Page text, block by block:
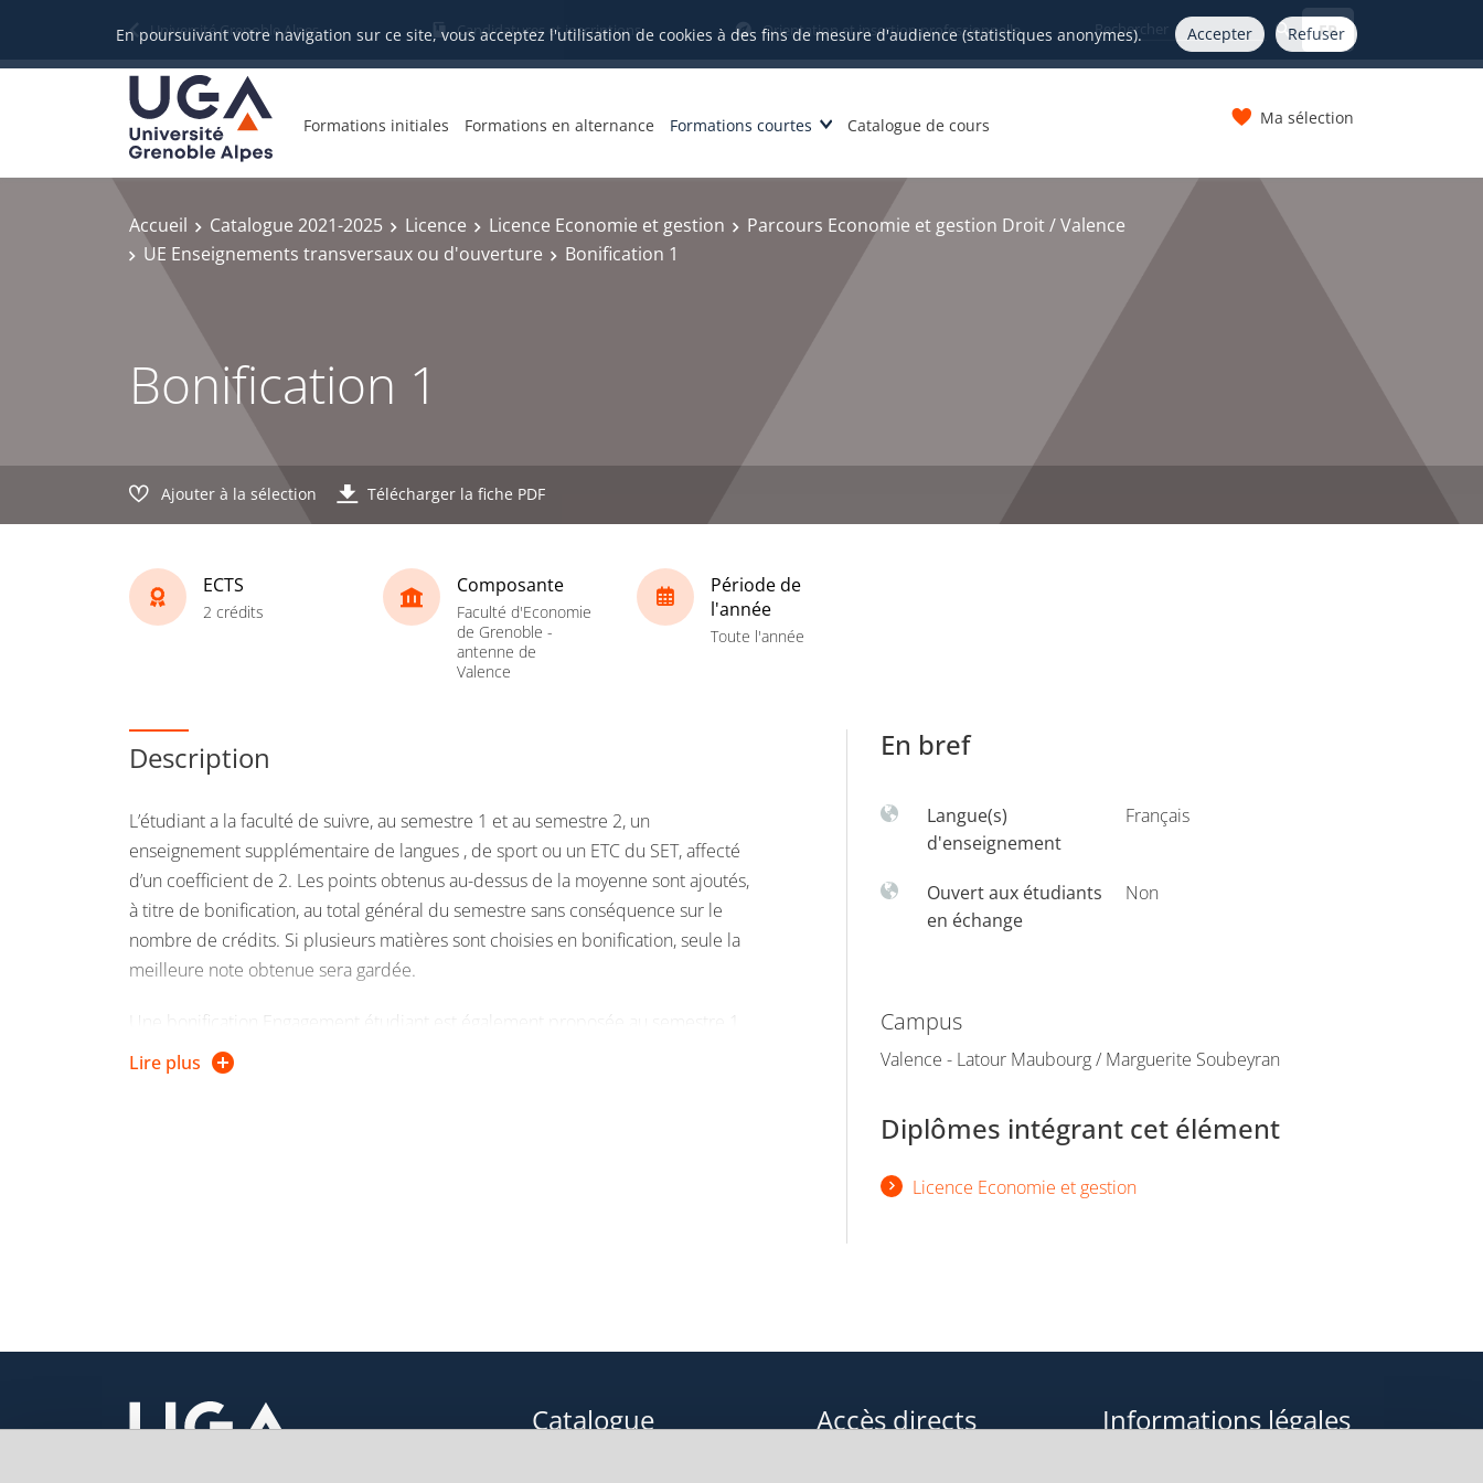
En poursuivant votre navigation sur ce site, vous acceptez l'utilisation de cookies à des fins de mesure d'audience (statistiques anonymes). Accepter Refuser
Université Grenoble Alpes Candidatures et inscriptions Orientation et insertion professionnelle FR
Formations initiales Formations en alternance Formations courtes Catalogue de cours Ma sélection
Accueil Catalogue 2021-2025 Licence Licence Economie et gestion
Parcours Economie et gestion Droit / Valence
UE Enseignements transversaux ou d'ouverture
Bonification 1
Bonification 1
Ajouter à la sélection Télécharger la fiche PDF
ECTS
2 crédits
Composante
Faculté d'Economie
de Grenoble -
antenne de
Valence
Période de
l'année
Toute l'année
Description
L’étudiant a la faculté de suivre, au semestre 1 et au semestre 2, un
enseignement supplémentaire de langues , de sport ou un ETC du SET, affecté
d’un coefficient de 2. Les points obtenus au-dessus de la moyenne sont ajoutés,
à titre de bonification, au total général du semestre sans conséquence sur le
nombre de crédits. Si plusieurs matières sont choisies en bonification, seule la
meilleure note obtenue sera gardée.
Une bonification Engagement étudiant est également proposée au semestre 1
et au semestre 2 (voir. RDE).
Les bonifications sont facultatives et peuvent être cumulables : bonif 1 (hors
Lire plus
En bref
Langue(s)
d'enseignement
Français
Ouvert aux étudiants
en échange
Non
Campus
Valence - Latour Maubourg / Marguerite Soubeyran
Diplômes intégrant cet élément
Licence Economie et gestion
Catalogue Accès directs Informations légales